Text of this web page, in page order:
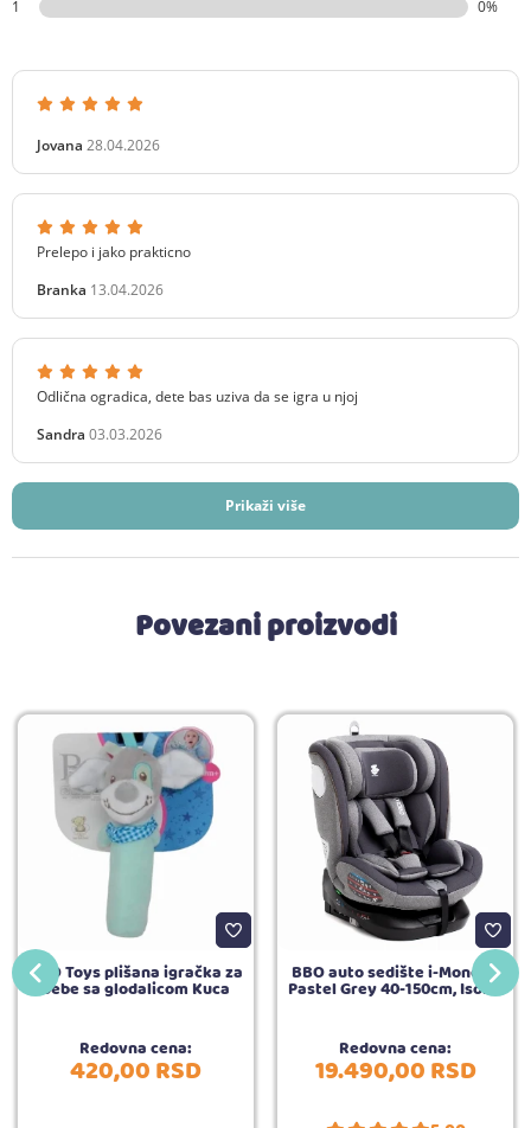
1 0%
Jovana 28.04.2026
Prelepo i jako prakticno
Branka 13.04.2026
Odlična ogradica, dete bas uziva da se igra u njoj
Sandra 03.03.2026
Prikaži više
Povezani proizvodi
BBO Toys plišana igračka za
bebe sa glodalicom Kuca
Redovna cena:
420,00RSD
BBO auto sedište i-Mondeo
Pastel Grey 40-150cm, Isofix
Redovna cena:
19.490,00RSD